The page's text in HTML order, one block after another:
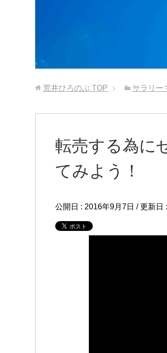
荒井ひろのぶ TOP サラリー
転売する為に
てみよう！
公開日 : 2016年9月7日 / 更新日 :